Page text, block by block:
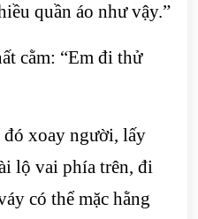
quần áo như vậy.”
cằm: “Em đi thử
đó xoay người, lấy
lộ vai phía trên, đi
có thể mặc hằng